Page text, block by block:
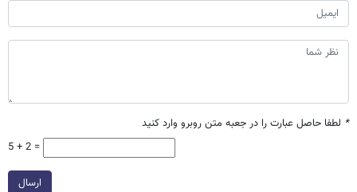
* لطفا حاصل عبارت را در جعبه متن روبرو وارد کنید
5 + 2 =
ارسال